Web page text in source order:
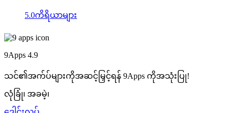
5.0ကိရိယာများ
9Apps 4.9
သင်၏အက်ပ်များကိုအဆင့်မြှင့်ရန် 9Apps ကိုအသုံးပြု!
လုံခြုံ၊ အခမဲ့၊